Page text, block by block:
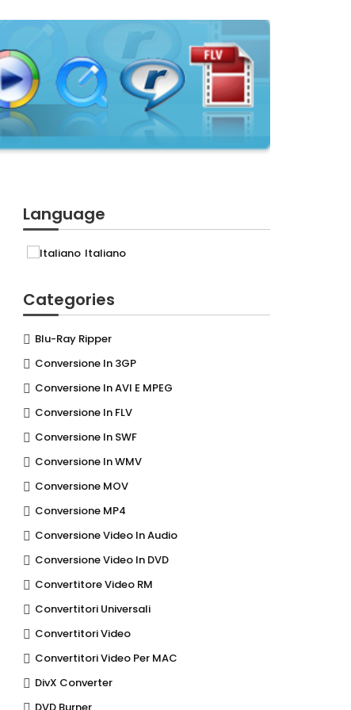
Language
Italiano
Categories
Blu-Ray Ripper
Conversione In 3GP
Conversione In AVI E MPEG
Conversione In FLV
Conversione In SWF
Conversione In WMV
Conversione MOV
Conversione MP4
Conversione Video In Audio
Conversione Video In DVD
Convertitore Video RM
Convertitori Universali
Convertitori Video
Convertitori Video Per MAC
DivX Converter